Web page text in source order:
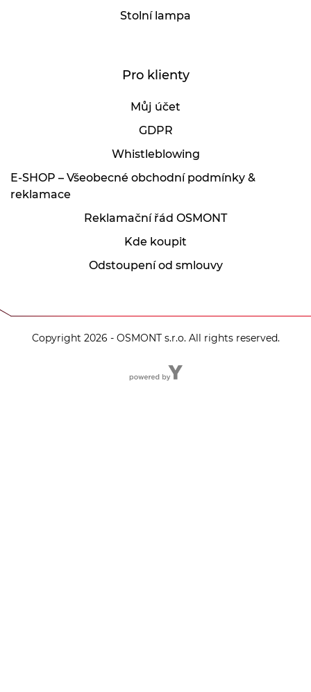
Stolní lampa
Pro klienty
Můj účet
GDPR
Whistleblowing
E-SHOP – Všeobecné obchodní podmínky &
reklamace
Reklamační řád OSMONT
Kde koupit
Odstoupení od smlouvy
Copyright 2026 - OSMONT s.r.o. All rights reserved.